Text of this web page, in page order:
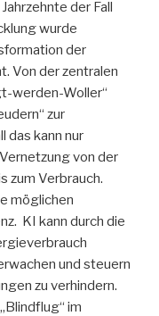
der Fall
wurde
der
Von der zentralen
werden-Woller“
zur
das kann nur
von der
zum Verbrauch.
möglichen
KI kann durch die
und steuern
zu verhindern.
im